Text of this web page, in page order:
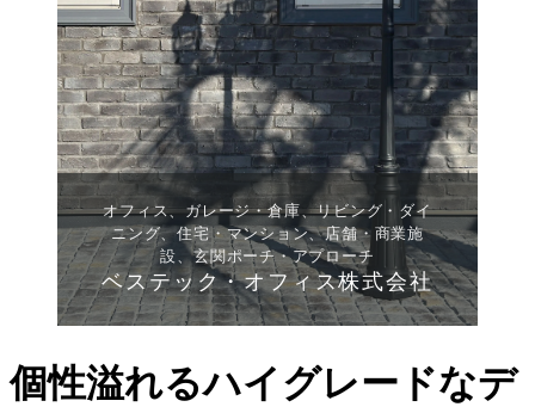
オフィス、ガレージ・倉庫、リビング・ダイ
ニング、住宅・マンション、店舗・商業施
設、玄関ポーチ・アプローチ
ベステック・オフィス株式会社
個性溢れるハイグレードなデ